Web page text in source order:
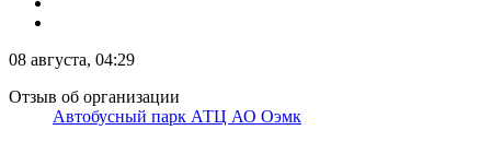
08 августа, 04:29
Отзыв об организации
Автобусный парк АТЦ АО Оэмк